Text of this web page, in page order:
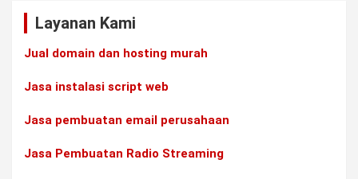
Layanan Kami
Jual domain dan hosting murah
Jasa instalasi script web
Jasa pembuatan email perusahaan
Jasa Pembuatan Radio Streaming